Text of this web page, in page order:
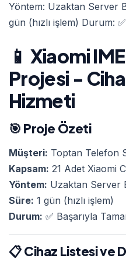
Yöntem: Uzaktan Server
gün (hızlı işlem) Durum:
📱 Xiaomi
Projesi -
Hizmeti
🎯 Proje Özeti
Müşteri: Toptan Telefon
Kapsam: 21 Adet Xiaomi
Yöntem: Uzaktan Server
Süre: 1 gün (hızlı işlem)
Durum: ✅ Başarıyla
📋 Cihaz Listesi ve